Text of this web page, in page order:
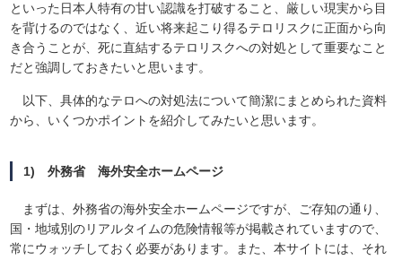
といった日本人特有の甘い認識を打破すること、厳しい現実から目
を背けるのではなく、近い将来起こり得るテロリスクに正面から向
き合うことが、死に直結するテロリスクへの対処として重要なこと
だと強調しておきたいと思います。
以下、具体的なテロへの対処法について簡潔にまとめられた資料
から、いくつかポイントを紹介してみたいと思います。
1) 外務省 海外安全ホームページ
まずは、外務省の海外安全ホームページですが、ご存知の通り、
国・地域別のリアルタイムの危険情報等が掲載されていますので、
常にウォッチしておく必要があります。また、本サイトには、それ